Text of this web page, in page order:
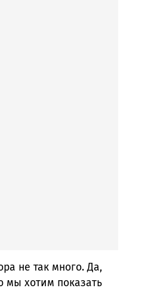
не так много. Да,
мы хотим показать